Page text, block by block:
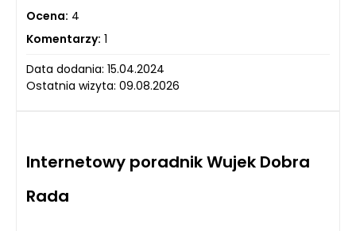
Ocena: 4
Komentarzy: 1
Data dodania: 15.04.2024
Ostatnia wizyta: 09.08.2026
Internetowy poradnik Wujek Dobra
Rada